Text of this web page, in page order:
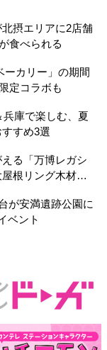
摂エリアに2店舗
食べられる
ーカリー」の期間
定コラボも
兵庫で楽しむ、夏
すめ3選
る「万博レガシ
根リング木材展
が安満遺跡公園に
ベント